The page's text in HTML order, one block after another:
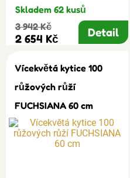
Skladem 62 kusů
3 942 Kč
2 654 Kč Detail
Vícekvětá kytice 100
růžových růží
FUCHSIANA 60 cm